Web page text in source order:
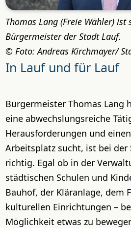
Thomas Lang (Freie Wähler) ist
Bürgermeister der Stadt Lauf.
Foto: Andreas Kirchmayer/
In Lauf und für Lauf
Bürgermeister Thomas Lang
eine abwechslungsreiche
Herausforderungen und
Arbeitsplatz sucht, ist bei der
richtig. Egal ob in der
städtischen Schulen und
Bauhof, der Kläranlage, dem
kulturellen Einrichtungen –
Möglichkeit etwas zu